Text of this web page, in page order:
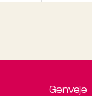
Genveje